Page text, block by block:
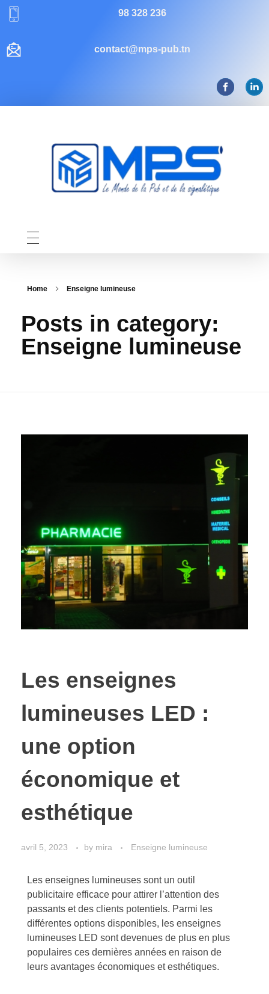
98 328 236
contact@mps-pub.tn
Home Enseigne lumineuse
Posts in category:
Enseigne lumineuse
Les enseignes
lumineuses LED :
une option
économique et
esthétique
avril 5, 2023 by mira Enseigne lumineuse
Les enseignes lumineuses sont un outil
publicitaire efficace pour attirer l’attention des
passants et des clients potentiels. Parmi les
différentes options disponibles, les enseignes
lumineuses LED sont devenues de plus en plus
populaires ces dernières années en raison de
leurs avantages économiques et esthétiques.